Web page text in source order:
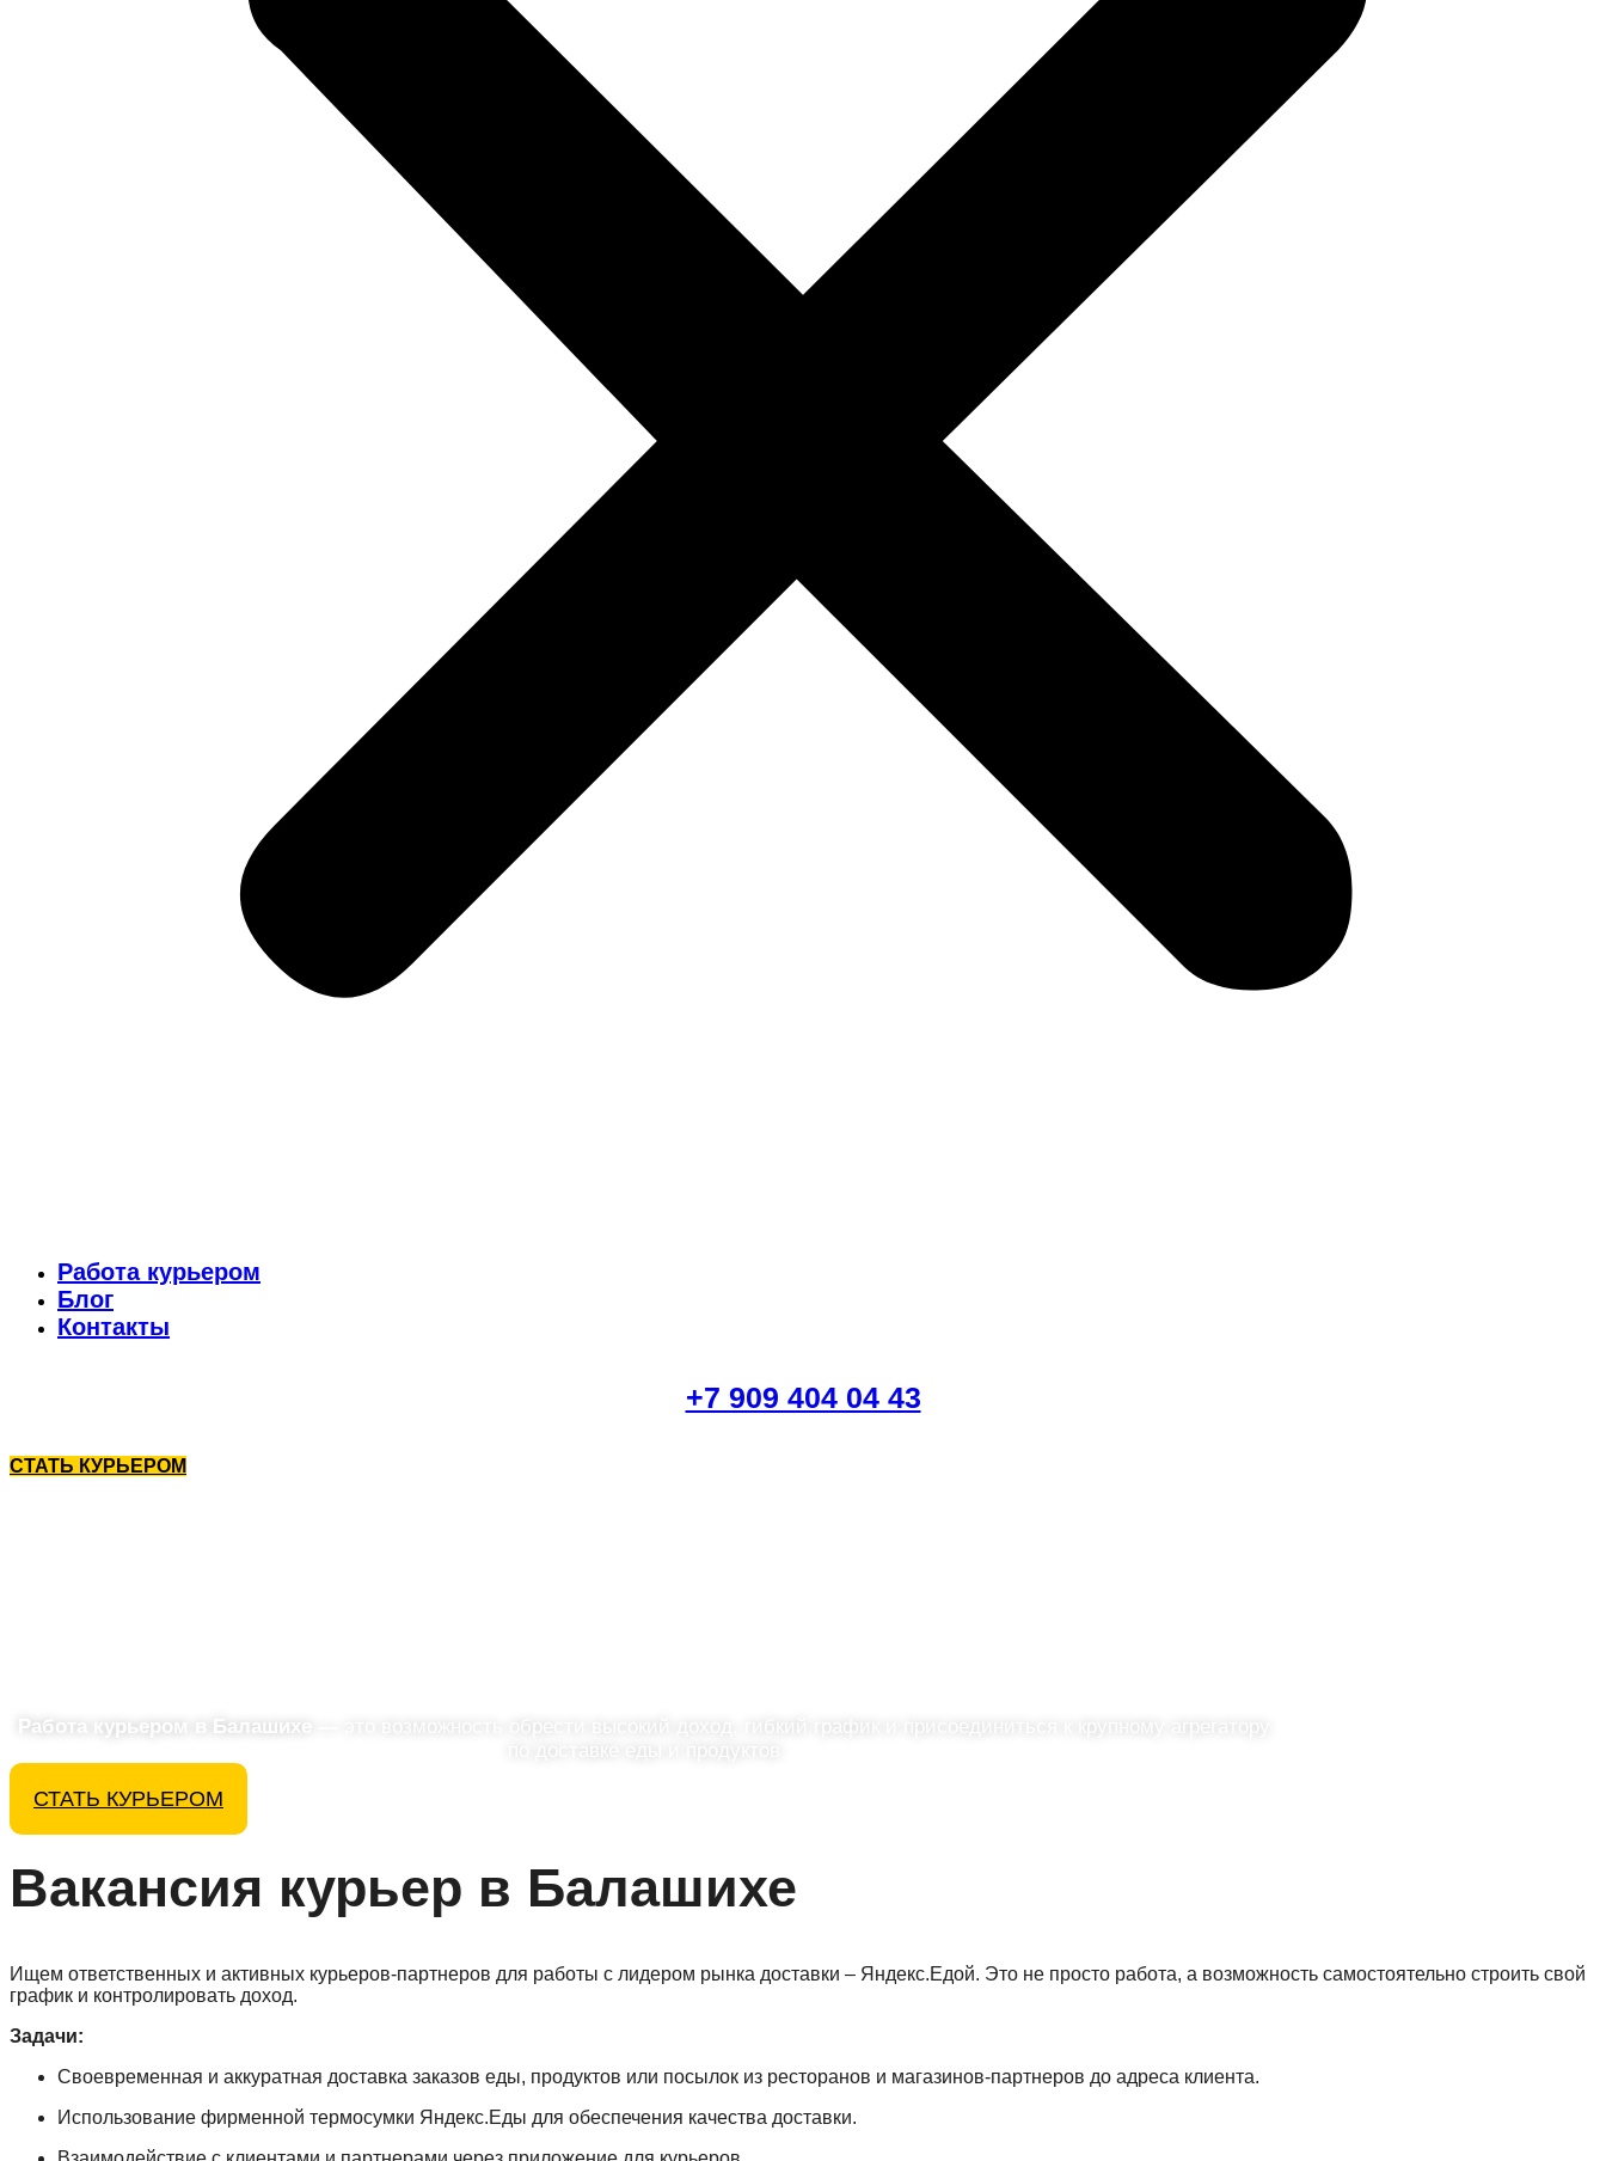
Работа курьером
Блог
Контакты
+7 909 404 04 43
СТАТЬ КУРЬЕРОМ
Работа курьером в Балашихе —
это возможность обрести высокий доход, гибкий график и присоединиться к крупному агрегатору
СТАТЬ КУРЬЕРОМ
Вакансия курьер в Балашихе
Ищем ответственных и активных курьеров-партнеров для работы с лидером рынка доставки – Яндекс.Едой. Это не просто работа, а возможность самостоятельно строить свой
график и контролировать доход.
Задачи:
Своевременная и аккуратная доставка заказов еды, продуктов или посылок из ресторанов и магазинов-партнеров до адреса клиента.
Использование фирменной термосумки Яндекс.Еды для обеспечения качества доставки.